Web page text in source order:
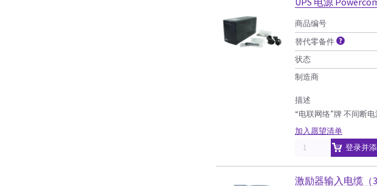
商品编号
替代零备件
状态
制造商
描述
“电联网络”牌 不间断电
加入愿望清单
登录并
激励器输入电缆（